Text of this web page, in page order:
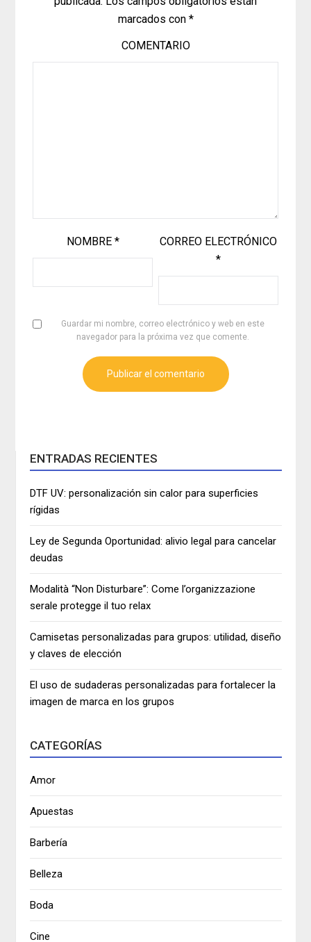
marcados con *
COMENTARIO
NOMBRE *
CORREO ELECTRÓNICO
*
Guardar mi nombre, correo electrónico y web en este
navegador para la próxima vez que comente.
ENTRADAS RECIENTES
DTF UV: personalización sin calor para superficies
rígidas
Ley de Segunda Oportunidad: alivio legal para cancelar
deudas
Modalità “Non Disturbare”: Come l’organizzazione
serale protegge il tuo relax
Camisetas personalizadas para grupos: utilidad, diseño
y claves de elección
El uso de sudaderas personalizadas para fortalecer la
imagen de marca en los grupos
CATEGORÍAS
Amor
Apuestas
Barbería
Belleza
Boda
Cine